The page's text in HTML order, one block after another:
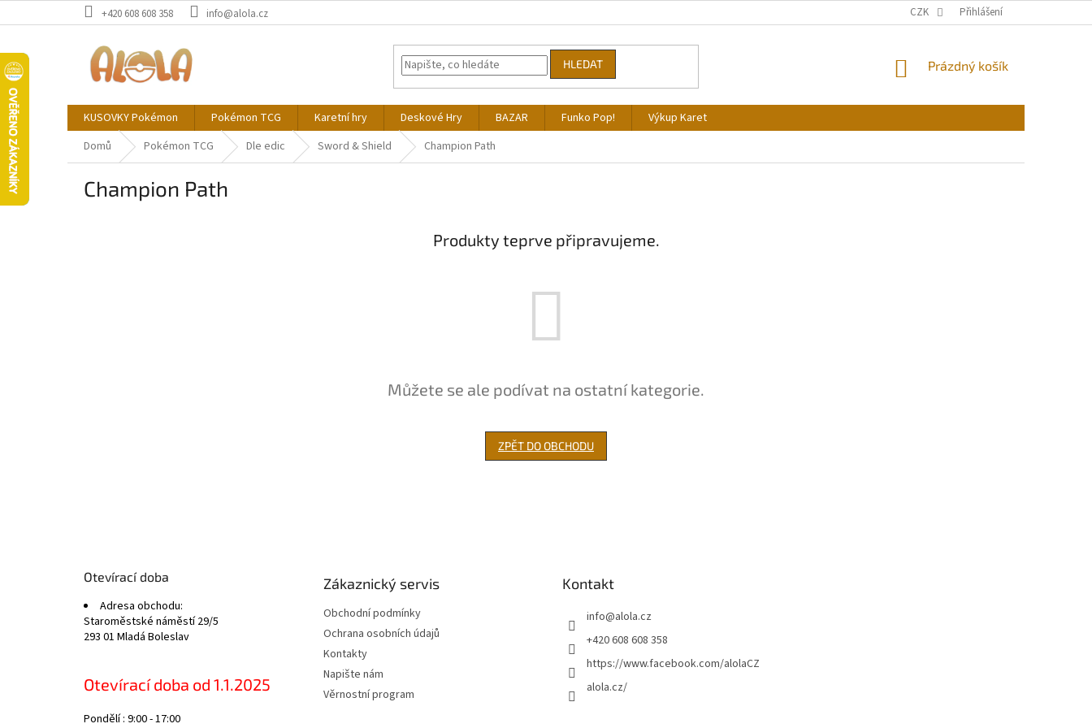
na
+420 608 608 358 info@alola.cz CZK Přihlášení
HLEDAT
NÁKUPNÍ
Prázdný košík
KUSOVKY Pokémon Pokémon TCG Karetní hry Deskové Hry BAZAR Funko Pop!
Výkup Karet
Domů
Pokémon TCG Dle edic Sword & Shield Champion Path
Champion Path
Produkty teprve připravujeme.
Můžete se ale podívat na ostatní kategorie.
ZPĚT DO OBCHODU
Otevírací doba
Adresa obchodu:
Staroměstské náměstí 29/5
293 01 Mladá Boleslav
Otevírací doba od 1.1.2025
Pondělí : 9:00 - 17:00
Zákaznický servis
Obchodní podmínky
Ochrana osobních údajů
Kontakty
Napište nám
Věrnostní program
Kontakt
info@alola.cz
+420 608 608 358
https://www.facebook.com/alolaCZ
alola.cz/